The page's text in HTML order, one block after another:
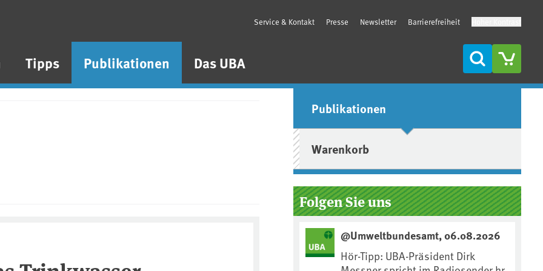
Tipps Publikationen Das UBA
Service & Kontakt Presse Newsletter Barrierefreiheit
Suche
Seitenleiste
Publikationen
Warenkorb
Folgen Sie uns
@Umweltbundesamt, 06.08.2026
Hör-Tipp: UBA-Präsident Dirk